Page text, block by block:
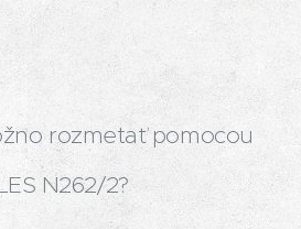
rozmetať pomocou
N262/2?